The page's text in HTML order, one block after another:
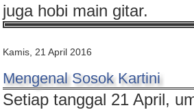
juga hobi main gitar.
Kamis, 21 April 2016
Mengenal Sosok Kartini
Setiap tanggal 21 April,